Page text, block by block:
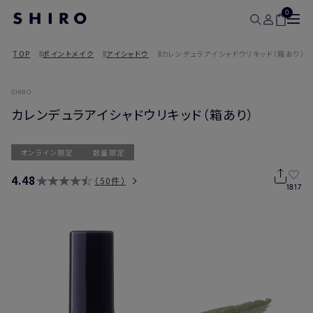
0
TOP ポイントメイク アイシャドウ カレンデュラアイシャドウリキッド（箱あり）
SHIRO
カレンデュラアイシャドウリキッド（箱あり）
オンライン限定 数量限定
4.48 50件
1817